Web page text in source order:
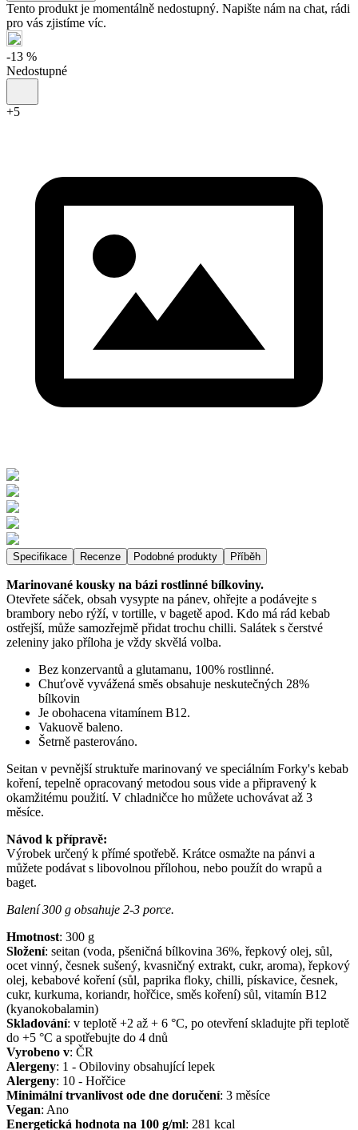
Tento produkt je momentálně nedostupný. Napište nám na chat, rádi
pro vás zjistíme víc.
-13 %
Nedostupné
+5
Specifikace Recenze Podobné produkty Příběh
Marinované kousky na bázi rostlinné bílkoviny.
Otevřete sáček, obsah vysypte na pánev, ohřejte a podávejte s
brambory nebo rýží, v tortille, v bagetě apod. Kdo má rád kebab
ostřejší, může samozřejmě přidat trochu chilli. Salátek s čerstvé
zeleniny jako příloha je vždy skvělá volba.
Bez konzervantů a glutamanu, 100% rostlinné.
Chuťově vyvážená směs obsahuje neskutečných 28%
bílkovin
Je obohacena vitamínem B12.
Vakuově baleno.
Šetrně pasterováno.
Seitan v pevnější struktuře marinovaný ve speciálním Forky's kebab
koření, tepelně opracovaný metodou sous vide a připravený k
okamžitému použití. V chladničce ho můžete uchovávat až 3
měsíce.
Návod k přípravě:
Výrobek určený k přímé spotřebě. Krátce osmažte na pánvi a
můžete podávat s libovolnou přílohou, nebo použít do wrapů a
baget.
Balení 300 g obsahuje 2-3 porce.
Hmotnost: 300 g
Složení: seitan (voda, pšeničná bílkovina 36%, řepkový olej, sůl,
ocet vinný, česnek sušený, kvasničný extrakt, cukr, aroma), řepkový
olej, kebabové koření (sůl, paprika floky, chilli, pískavice, česnek,
cukr, kurkuma, koriandr, hořčice, směs koření) sůl, vitamín B12
(kyanokobalamin)
Skladování: v teplotě +2 až + 6 °C, po otevření skladujte při teplotě
do +5 °C a spotřebujte do 4 dnů
Vyrobeno v: ČR
Alergeny: 1 - Obiloviny obsahující lepek
Alergeny: 10 - Hořčice
Minimální trvanlivost ode dne doručení: 3 měsíce
Vegan: Ano
Energetická hodnota na 100 g/ml: 281 kcal